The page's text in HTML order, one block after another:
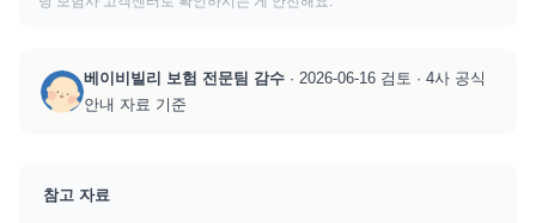
베이비빌리 보험 전문팀 감수 · 2026-06-16 검토 · 4사 공식
안내 자료 기준
참고 자료